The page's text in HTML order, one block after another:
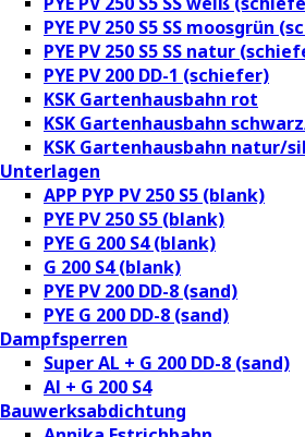
PYE PV 250 S5 SS moosgrün
PYE PV 250 S5 SS natur
PYE PV 200 DD-1 (schiefer)
KSK Gartenhausbahn rot
KSK Gartenhausbahn
KSK Gartenhausbahn natur/
Unterlagen
APP PYP PV 250 S5 (blank)
PYE PV 250 S5 (blank)
PYE G 200 S4 (blank)
G 200 S4 (blank)
PYE PV 200 DD-8 (sand)
PYE G 200 DD-8 (sand)
Dampfsperren
Super AL + G 200 DD-8 (sand)
Al + G 200 S4
Bauwerksabdichtung